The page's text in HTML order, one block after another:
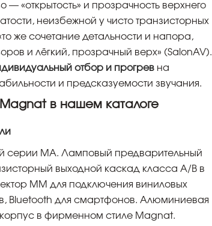
«открытость» и прозрачность верхнего
неизбежной у чисто транзисторных
же сочетание детальности и напора,
и лёгкий, прозрачный верх» (SalonAV).
отбор и прогрев на
и предсказуемости звучания.
в нашем каталоге
серии MA. Ламповый предварительный
выходной каскад класса A/B в
MM для подключения виниловых
Bluetooth для смартфонов. Алюминиевая
в фирменном стиле Magnat.